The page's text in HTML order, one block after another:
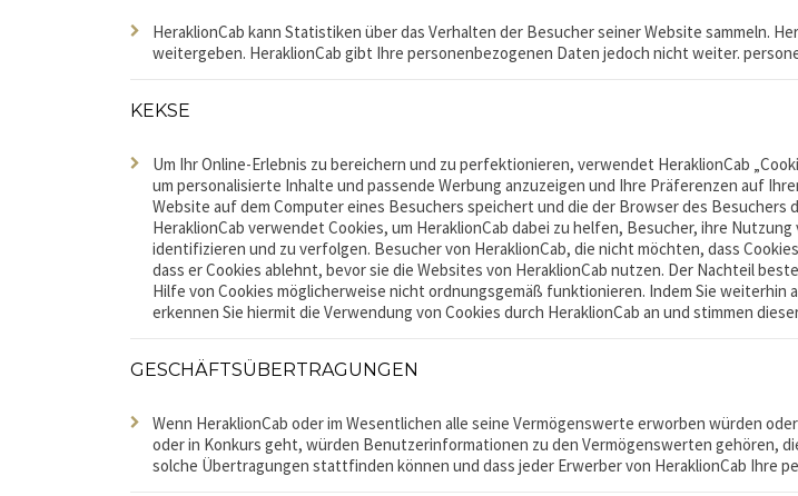
HeraklionCab kann Statistiken über das Verhalten der Besucher seiner Website sammeln.
weitergeben. HeraklionCab gibt Ihre personenbezogenen Daten jedoch nicht weiter.
KEKSE
Um Ihr Online-Erlebnis zu bereichern und zu perfektionieren, verwendet HeraklionCab
um personalisierte Inhalte und passende Werbung anzuzeigen und Ihre Präferenzen auf
Website auf dem Computer eines Besuchers speichert und die der Browser des
HeraklionCab verwendet Cookies, um HeraklionCab dabei zu helfen, Besucher, ihre
identifizieren und zu verfolgen. Besucher von HeraklionCab, die nicht möchten, dass
dass er Cookies ablehnt, bevor sie die Websites von HeraklionCab nutzen. Der Nachteil
Hilfe von Cookies möglicherweise nicht ordnungsgemäß funktionieren. Indem Sie
erkennen Sie hiermit die Verwendung von Cookies durch HeraklionCab an und stimmen
GESCHÄFTSÜBERTRAGUNGEN
Wenn HeraklionCab oder im Wesentlichen alle seine Vermögenswerte erworben würden
oder in Konkurs geht, würden Benutzerinformationen zu den Vermögenswerten gehören,
solche Übertragungen stattfinden können und dass jeder Erwerber von HeraklionCab Ihre